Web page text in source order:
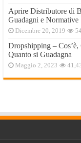
Aprire Distributore di
Guadagni e Normative
Dicembre 20, 2019
Dropshipping –
Quanto si Guadagna
Maggio 2, 2023